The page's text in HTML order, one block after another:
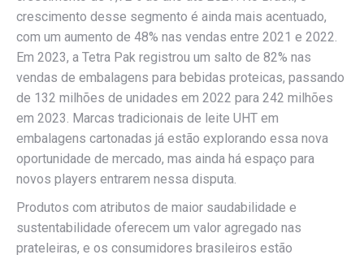
crescimento desse segmento é ainda mais acentuado,
com um aumento de 48% nas vendas entre 2021 e 2022.
Em 2023, a Tetra Pak registrou um salto de 82% nas
vendas de embalagens para bebidas proteicas, passando
de 132 milhões de unidades em 2022 para 242 milhões
em 2023. Marcas tradicionais de leite UHT em
embalagens cartonadas já estão explorando essa nova
oportunidade de mercado, mas ainda há espaço para
novos players entrarem nessa disputa.
Produtos com atributos de maior saudabilidade e
sustentabilidade oferecem um valor agregado nas
prateleiras, e os consumidores brasileiros estão